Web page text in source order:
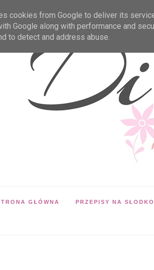
GŁÓWNA PRZEPISY NA SŁODKO
cookies from Google to deliver its
Google along with performance and
to detect and address abuse.